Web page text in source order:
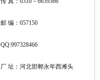
邮 编：057150
QQ:997328466
厂 址：河北邯郸永年西滩头